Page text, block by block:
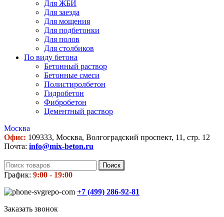
Для ЖБИ
Для заезда
Для мощения
Для подбетонки
Для полов
Для столбиков
По виду бетона
Бетонный раствор
Бетонные смеси
Полистиролбетон
Гидробетон
Фибробетон
Цементный раствор
Москва
Офис: 109333, Москва, Волгоградский проспект, 11, стр. 12
Почта: info@mix-beton.ru
Поиск
График: 9:00 - 19:00
+7 (499) 286-92-81
Заказать звонок